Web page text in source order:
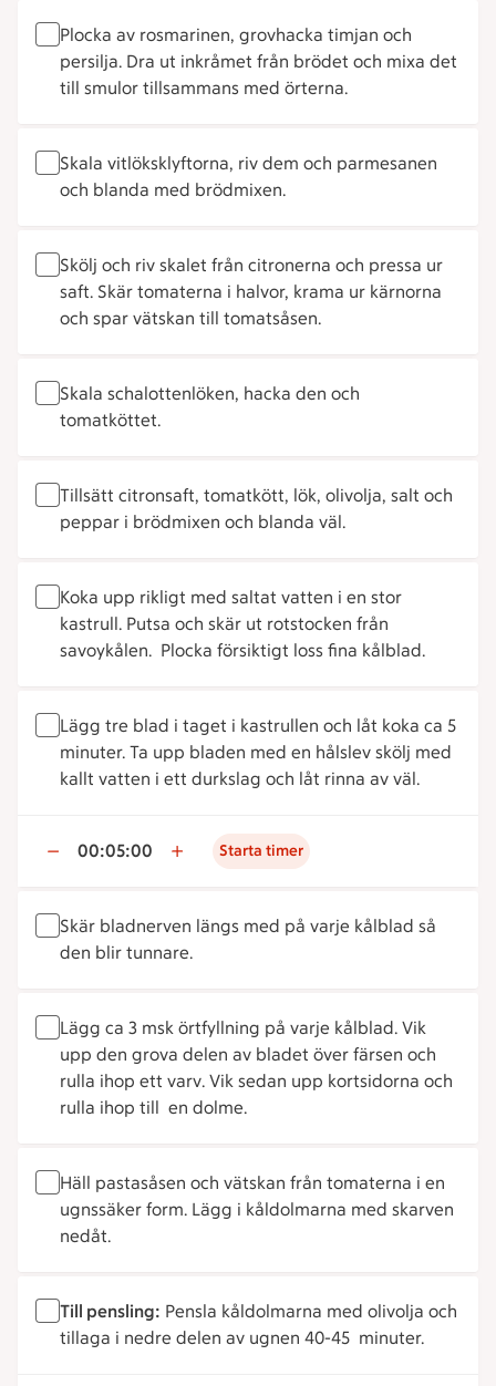
Plocka av rosmarinen, grovhacka timjan och
persilja. Dra ut inkråmet från brödet och mixa det
till smulor tillsammans med örterna.
Skala vitlöksklyftorna, riv dem och parmesanen
och blanda med brödmixen.
Skölj och riv skalet från citronerna och pressa ur
saft. Skär tomaterna i halvor, krama ur kärnorna
och spar vätskan till tomatsåsen.
Skala schalottenlöken, hacka den och
tomatköttet.
Tillsätt citronsaft, tomatkött, lök, olivolja, salt och
peppar i brödmixen och blanda väl.
Koka upp rikligt med saltat vatten i en stor
kastrull. Putsa och skär ut rotstocken från
savoykålen. Plocka försiktigt loss fina kålblad.
Lägg tre blad i taget i kastrullen och låt koka ca 5
minuter. Ta upp bladen med en hålslev skölj med
kallt vatten i ett durkslag och låt rinna av väl.
00:05:00 Starta timer
Skär bladnerven längs med på varje kålblad så
den blir tunnare.
Lägg ca 3 msk örtfyllning på varje kålblad. Vik
upp den grova delen av bladet över färsen och
rulla ihop ett varv. Vik sedan upp kortsidorna och
rulla ihop till en dolme.
Häll pastasåsen och vätskan från tomaterna i en
ugnssäker form. Lägg i kåldolmarna med skarven
nedåt.
Till pensling: Pensla kåldolmarna med olivolja och
tillaga i nedre delen av ugnen 40-45 minuter.